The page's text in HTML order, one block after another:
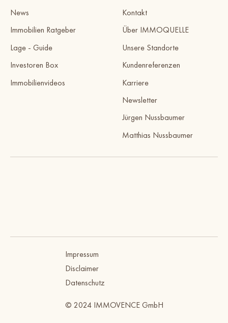
News
Immobilien Ratgeber
Lage - Guide
Investoren Box
Immobilienvideos
Kontakt
Über IMMOQUELLE
Unsere Standorte
Kundenreferenzen
Karriere
Newsletter
Jürgen Nussbaumer
Matthias Nussbaumer
© 2024 IMMOVENCE GmbH
Impressum
Disclaimer
Datenschutz